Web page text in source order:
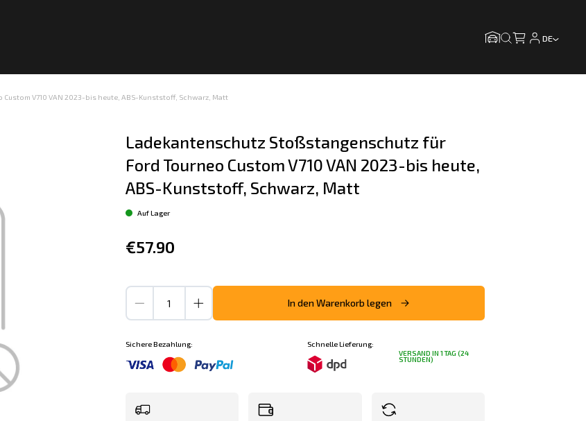
DE
V710 VAN 2023-bis heute, ABS-Kunststoff, Schwarz, Matt
Ladekantenschutz Stoßstangenschutz für
Ford Tourneo Custom V710 VAN 2023-bis heute,
ABS-Kunststoff, Schwarz, Matt
Auf Lager
€57.90
In den Warenkorb legen
Sichere Bezahlung:
Schnelle Lieferung:
VERSAND IN 1 TAG (24
STUNDEN)